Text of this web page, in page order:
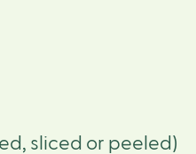
sliced or peeled)